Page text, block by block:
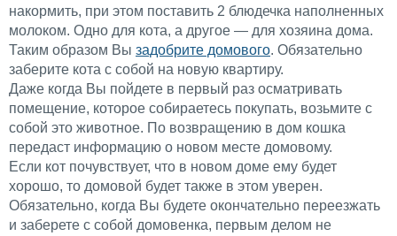
накормить, при этом поставить 2 блюдечка наполненных
молоком. Одно для кота, а другое — для хозяина дома.
Таким образом Вы задобрите домового. Обязательно
заберите кота с собой на новую квартиру.
Даже когда Вы пойдете в первый раз осматривать
помещение, которое собираетесь покупать, возьмите с
собой это животное. По возвращению в дом кошка
передаст информацию о новом месте домовому.
Если кот почувствует, что в новом доме ему будет
хорошо, то домовой будет также в этом уверен.
Обязательно, когда Вы будете окончательно переезжать
и заберете с собой домовенка, первым делом не